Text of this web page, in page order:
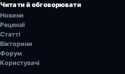
Читати й обговорювати
Новини
Рецензії
Статті
Вікторини
Форум
Користувачі